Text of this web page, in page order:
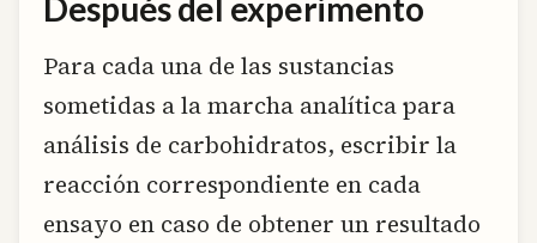
Para cada una de las sustancias
sometidas a la marcha analítica para
análisis de carbohidratos, escribir la
reacción correspondiente en cada
ensayo en caso de obtener un resultado